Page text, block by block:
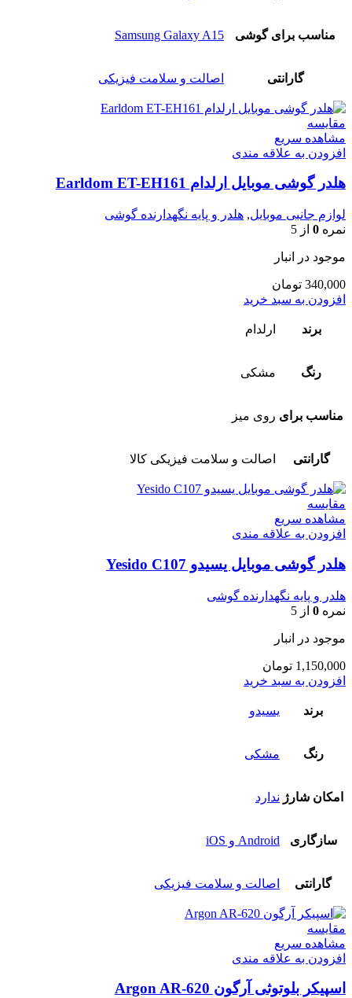
مناسب برای گوشی Samsung Galaxy A15
گارانتی اصالت و سلامت فیزیکی
مقایسه
مشاهده سریع
افزودن به علاقه مندی
هلدر گوشی موبایل ارلدام Earldom ET-EH161
لوازم جانبی موبایل, هلدر و پایه نگهدارنده گوشی
نمره 0 از 5
موجود در انبار
340,000 تومان
افزودن به سبد خرید
برند ارلدام
رنگ مشکی
مناسب برای روی میز
گارانتی اصالت و سلامت فیزیکی کالا
مقایسه
مشاهده سریع
افزودن به علاقه مندی
هلدر گوشی موبایل یسیدو Yesido C107
هلدر و پایه نگهدارنده گوشی
نمره 0 از 5
موجود در انبار
1,150,000 تومان
افزودن به سبد خرید
برند یسیدو
رنگ مشکی
امکان شارژ ندارد
سازگاری Android و iOS
گارانتی اصالت و سلامت فیزیکی
مقایسه
مشاهده سریع
افزودن به علاقه مندی
اسپیکر بلوتوثی آرگون Argon AR-620